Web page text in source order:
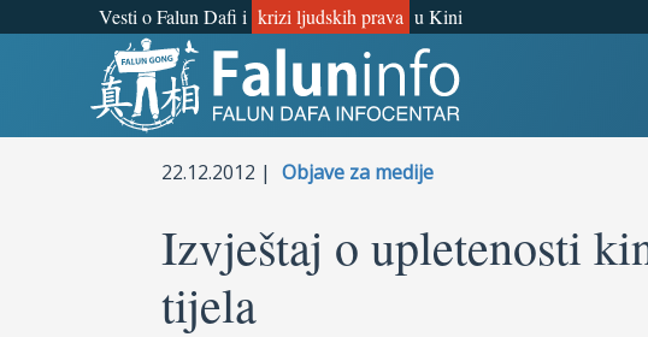
Vesti o Falun Dafi i krizi ljudskih prava u Kini
Šta je Falun Gong?
Zašto progon?
Objave za medije
22.12.2012 | Objave za medije
Izvještaj o upletenosti
tijela